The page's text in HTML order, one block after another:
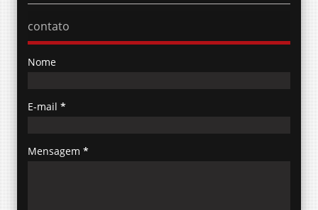
contato
Nome
E-mail *
Mensagem *